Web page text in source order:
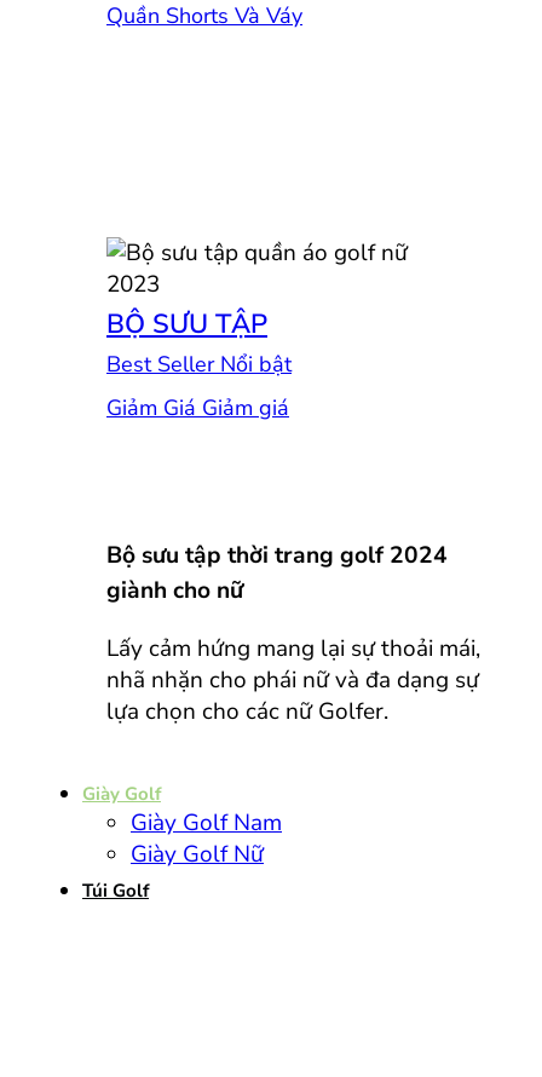
Quần Shorts Và Váy
BỘ SƯU TẬP
Best Seller
Giảm Giá
Bộ sưu tập thời trang golf 2024
giành cho nữ
Lấy cảm hứng mang lại sự thoải mái,
nhã nhặn cho phái nữ và đa dạng sự
lựa chọn cho các nữ Golfer.
Giày Golf
Giày Golf Nam
Giày Golf Nữ
Túi Golf